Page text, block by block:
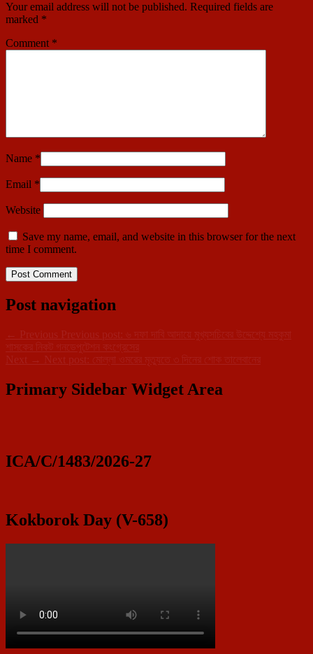
Your email address will not be published. Required fields are
marked *
Comment *
Name *
Email *
Website
Save my name, email, and website in this browser for the next
time I comment.
Post navigation
← Previous Previous post:
৬ দফা দাবি আদায়ে মুখ্যসচিবের উদ্দেশ্যে মহকুমা
শাসকের নিকট গনডেপুটেশন কংগ্রেসের
Next → Next post: মোল্লা ওমরের মৃত্যুতে ৩ দিনের শোক তালেবানের
Primary Sidebar Widget Area
ICA/C/1483/2026-27
Kokborok Day (V-658)